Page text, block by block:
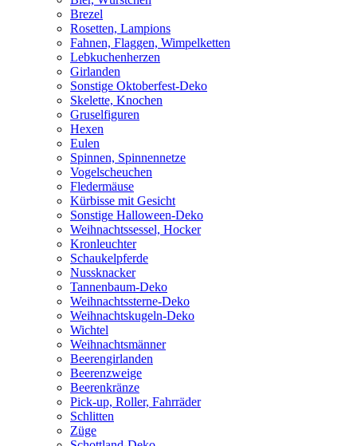
Brezel
Rosetten, Lampions
Fahnen, Flaggen, Wimpelketten
Lebkuchenherzen
Girlanden
Sonstige Oktoberfest-Deko
Skelette, Knochen
Gruselfiguren
Hexen
Eulen
Spinnen, Spinnennetze
Vogelscheuchen
Fledermäuse
Kürbisse mit Gesicht
Sonstige Halloween-Deko
Weihnachtssessel, Hocker
Kronleuchter
Schaukelpferde
Nussknacker
Tannenbaum-Deko
Weihnachtssterne-Deko
Weihnachtskugeln-Deko
Wichtel
Weihnachtsmänner
Beerengirlanden
Beerenzweige
Beerenkränze
Pick-up, Roller, Fahrräder
Schlitten
Züge